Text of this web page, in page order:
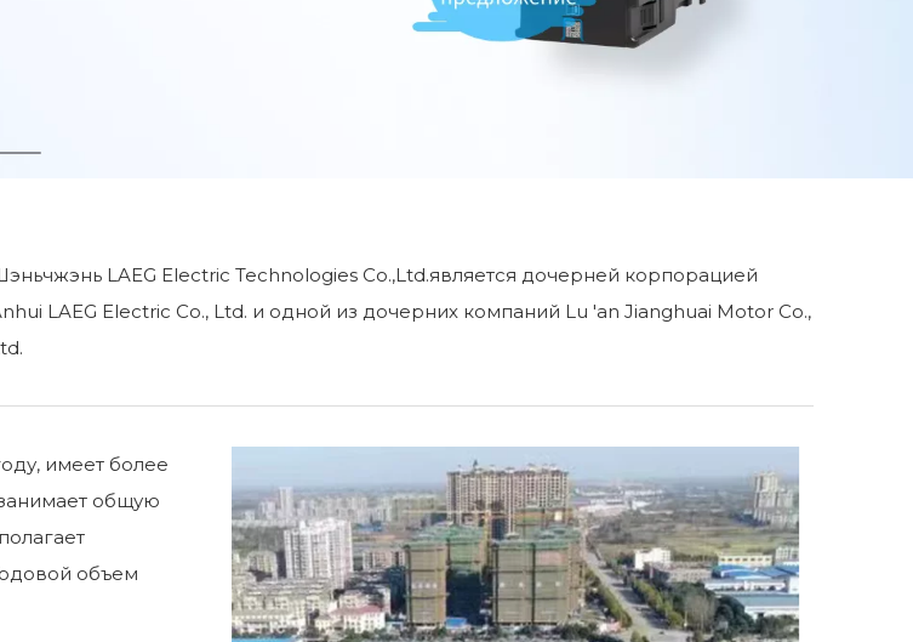
LAEG Electric Technologies Co.,Ltd.является дочерней корпорацией
LAEG Electric Co., Ltd. и одной из дочерних компаний Lu 'an Jianghuai Motor Co.,
имеет более
общую
объем